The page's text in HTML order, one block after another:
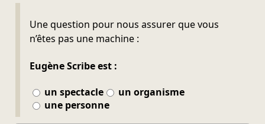
Une question pour nous assurer que vous
n’êtes pas une machine :
Eugène Scribe est :
un spectacle
un organisme
une personne
Ne pas remplir